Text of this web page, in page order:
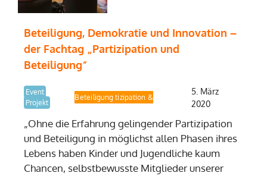
Beteiligung, Demokratie und Innovation –
der Fachtag „Partizipation und
Beteiligung“
Event
Projekt
Fachtag Partizipation & Beteiligung
5. März
2020
„Ohne die Erfahrung gelingender Partizipation
und Beteiligung in möglichst allen Phasen ihres
Lebens haben Kinder und Jugendliche kaum
Chancen, selbstbewusste Mitglieder unserer